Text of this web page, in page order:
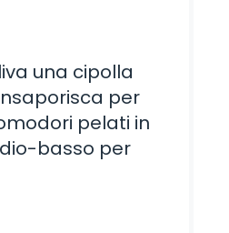
una cipolla
per
pelati in
basso per